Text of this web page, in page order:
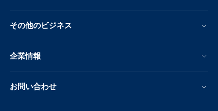
その他のビジネス
企業情報
お問い合わせ